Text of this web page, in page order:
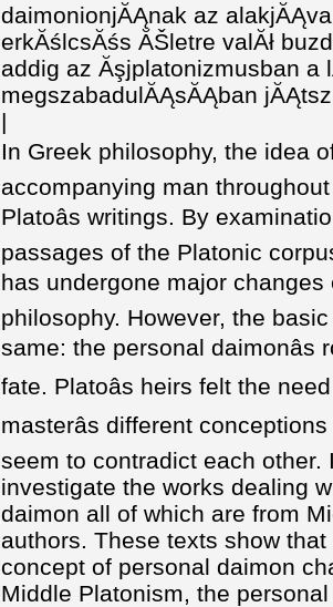
daimonionjĂĄnak az
erkĂślcsĂśs ĂŠletre valĂł
addig az Ăşjplatonizmusban a
megszabadulĂĄsĂĄban
|
In Greek philosophy, the idea of
accompanying man
Platoâs writings. By
passages of the Platonic
has undergone major changes
philosophy. However, the
same: the personal
fate. Platoâs heirs felt the
masterâs different
seem to contradict each other.
investigate the works dealing
daimon all of which are from
authors. These texts show
concept of personal daimon
Middle Platonism, the